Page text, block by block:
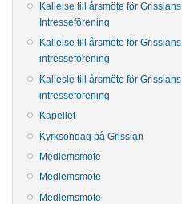
Kallelse till årsmöte för Grisslans
Intresseförening
Kallelse till årsmöte för Grisslans
intresseförening
Kallesle till årsmöte för Grisslans
intresseförening
Kapellet
Kyrksöndag på Grisslan
Medlemsmöte
Medlemsmöte
Medlemsmöte